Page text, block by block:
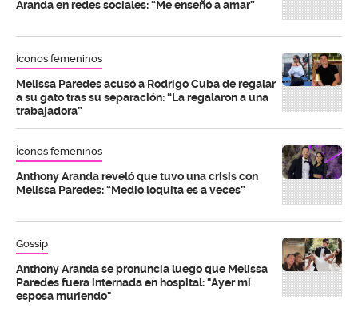
Aranda en redes sociales: “Me enseñó a amar”
Íconos femeninos
Melissa Paredes acusó a Rodrigo Cuba de regalar
a su gato tras su separación: “La regalaron a una
trabajadora”
Íconos femeninos
Anthony Aranda reveló que tuvo una crisis con
Melissa Paredes: “Medio loquita es a veces”
Gossip
Anthony Aranda se pronuncia luego que Melissa
Paredes fuera internada en hospital: "Ayer mi
esposa muriendo"